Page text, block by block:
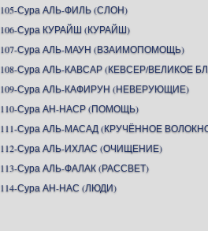
105-Сура АЛЬ-ФИЛЬ (СЛОН)
106-Сура КУРАЙШ (КУРАЙШ)
107-Сура АЛЬ-МАУН (ВЗАИМОПОМОЩЬ)
108-Сура АЛЬ-КАВСАР (КЕВСЕР/ВЕЛИКОЕ
109-Сура АЛЬ-КАФИРУН (НЕВЕРУЮЩИЕ)
110-Сура АН-НАСР (ПОМОЩЬ)
111-Сура АЛЬ-МАСАД (КРУЧЁННОЕ
112-Сура АЛЬ-ИХЛАС (ОЧИЩЕНИЕ)
113-Сура АЛЬ-ФАЛАК (РАССВЕТ)
114-Сура АН-НАС (ЛЮДИ)